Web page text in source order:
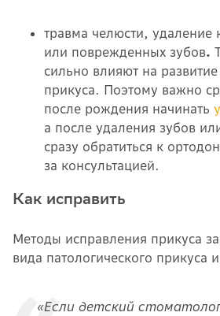
травма челюсти, удаление
или поврежденных зубов.
сильно влияют на развитие
прикуса. Поэтому важно
после рождения начинать
а после удаления зубов
сразу обратиться к
за консультацией.
Как исправить
Методы исправления прикуса
вида патологического прикуса
«Если детский